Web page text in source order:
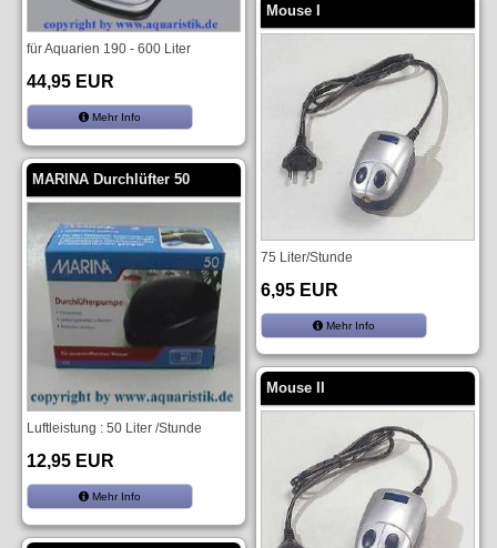
für Aquarien 190 - 600 Liter
44,95 EUR
Mehr Info
MARINA Durchlüfter 50
Luftleistung : 50 Liter /Stunde
12,95 EUR
Mehr Info
Mouse I
75 Liter/Stunde
6,95 EUR
Mehr Info
Mouse II